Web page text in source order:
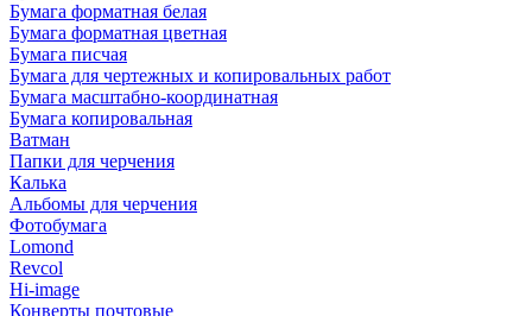
Бумага форматная белая
Бумага форматная цветная
Бумага писчая
Бумага для чертежных и копировальных работ
Бумага масштабно-координатная
Бумага копировальная
Ватман
Папки для черчения
Калька
Альбомы для черчения
Фотобумага
Lomond
Revcol
Hi-image
Конверты почтовые